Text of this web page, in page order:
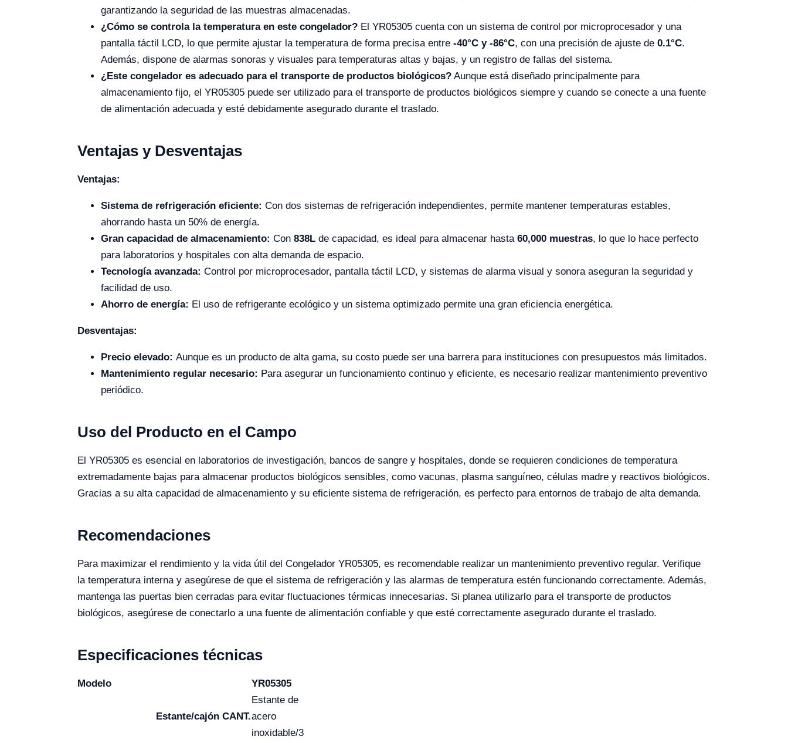
garantizando la seguridad de las muestras almacenadas.
¿Cómo se controla la temperatura en este congelador? El YR05305 cuenta con un sistema de control por microprocesador y una
pantalla táctil LCD, lo que permite ajustar la temperatura de forma precisa entre -40°C y -86°C, con una precisión de ajuste de 0.1°C.
Además, dispone de alarmas sonoras y visuales para temperaturas altas y bajas, y un registro de fallas del sistema.
¿Este congelador es adecuado para el transporte de productos biológicos? Aunque está diseñado principalmente para
almacenamiento fijo, el YR05305 puede ser utilizado para el transporte de productos biológicos siempre y cuando se conecte a una fuente
de alimentación adecuada y esté debidamente asegurado durante el traslado.
Ventajas y Desventajas
Ventajas:
Sistema de refrigeración eficiente: Con dos sistemas de refrigeración independientes, permite mantener temperaturas estables,
ahorrando hasta un 50% de energía.
Gran capacidad de almacenamiento: Con 838L de capacidad, es ideal para almacenar hasta 60,000 muestras, lo que lo hace perfecto
para laboratorios y hospitales con alta demanda de espacio.
Tecnología avanzada: Control por microprocesador, pantalla táctil LCD, y sistemas de alarma visual y sonora aseguran la seguridad y
facilidad de uso.
Ahorro de energía: El uso de refrigerante ecológico y un sistema optimizado permite una gran eficiencia energética.
Desventajas:
Precio elevado: Aunque es un producto de alta gama, su costo puede ser una barrera para instituciones con presupuestos más limitados.
Mantenimiento regular necesario: Para asegurar un funcionamiento continuo y eficiente, es necesario realizar mantenimiento preventivo
periódico.
Uso del Producto en el Campo
El YR05305 es esencial en laboratorios de investigación, bancos de sangre y hospitales, donde se requieren condiciones de temperatura
extremadamente bajas para almacenar productos biológicos sensibles, como vacunas, plasma sanguíneo, células madre y reactivos biológicos.
Gracias a su alta capacidad de almacenamiento y su eficiente sistema de refrigeración, es perfecto para entornos de trabajo de alta demanda.
Recomendaciones
Para maximizar el rendimiento y la vida útil del Congelador YR05305, es recomendable realizar un mantenimiento preventivo regular. Verifique
la temperatura interna y asegúrese de que el sistema de refrigeración y las alarmas de temperatura estén funcionando correctamente. Además,
mantenga las puertas bien cerradas para evitar fluctuaciones térmicas innecesarias. Si planea utilizarlo para el transporte de productos
biológicos, asegúrese de conectarlo a una fuente de alimentación confiable y que esté correctamente asegurado durante el traslado.
Especificaciones técnicas
Modelo YR05305
Estante/cajón CANT.
Estante de
acero
inoxidable/3